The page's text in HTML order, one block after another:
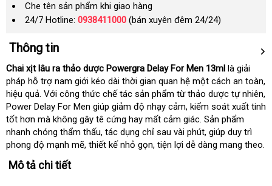
Che tên sản phẩm khi giao hàng
24/7 Hotline: 0938411000 (bán xuyên đêm 24/24)
Thông tin
Chai xịt lâu ra thảo dược Powergra Delay For Men 13ml là giải
pháp hỗ trợ nam giới kéo dài thời gian quan hệ một cách an toàn,
hiệu quảgiảm
giá
. Với công thức chế tác sản phẩm từ thảo dược tự nhiên,
Power Delay For Men giúp giảm độ nhạy cảmxuất
xứ
, kiểm soát xuất tinh
tốt hơn mà không gây tê cứng hay mất cảm giáclink
web
. Sản phẩm
nhanh chóng thẩm thấubỏ
sỉ
, tác dụng chỉ sau vài phútlắp
đặt
, giúp duy trì
phong độ mạnh mẽnhập
, thiết kế nhỏ gọngiá
, tiện lợi dễ dàng mang theo.
Mô tả chi tiết